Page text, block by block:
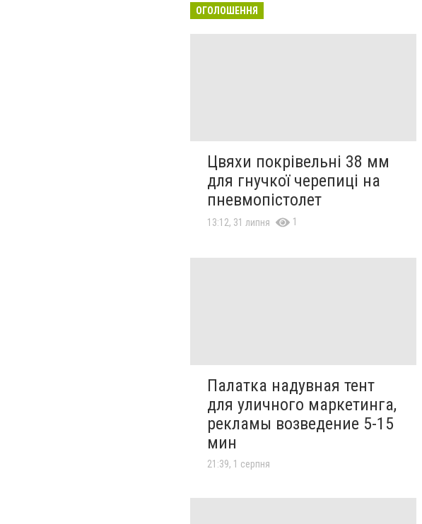
ОГОЛОШЕННЯ
Цвяхи покрівельні 38 мм
для гнучкої черепиці на
пневмопістолет
13:12, 31 липня 1
Палатка надувная тент
для уличного маркетинга,
рекламы возведение 5-15
мин
21:39, 1 серпня